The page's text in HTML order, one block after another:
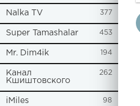
Nalka TV 377
Super Tamashalar 453
Mr. Dim4ik 194
Канал
Кшиштовского
262
iMiles 98